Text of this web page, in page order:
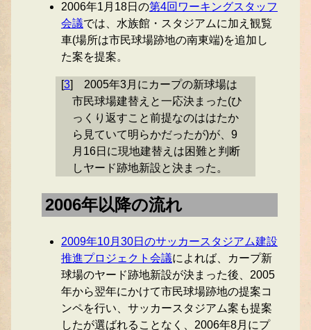
2006年1月18日の第4回ワーキングスタッフ
会議では、水族館・スタジアムに加え観覧
車(場所は市民球場跡地の南東端)を追加し
た案を提案。
[3]
2005年3月にカープの新球場は
市民球場建替えと一応決まった(ひ
っくり返すこと前提なのははたか
ら見ていて明らかだったが)が、9
月16日に現地建替えは困難と判断
しヤード跡地新設と決まった。
2006年以降の流れ
2009年10月30日のサッカースタジアム建設
推進プロジェクト会議によれば、カープ新
球場のヤード跡地新設が決まった後、2005
年から翌年にかけて市民球場跡地の提案コ
ンペを行い、サッカースタジアム案も提案
したが選ばれることなく、2006年8月にプ